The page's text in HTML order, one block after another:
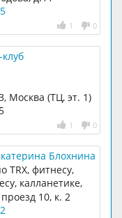
1 0
Москва (ТЦ, эт. 1)
1 0
Блохнина
TRX, фитнесу,
калланетике,
10, к. 2